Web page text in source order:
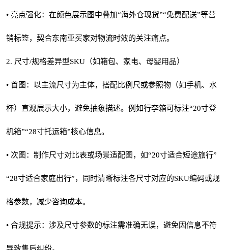
• 亮点强化：在颜色展示图中叠加“海外仓现货”“免费配送”等营
销标签，契合东南亚买家对物流时效的关注痛点。
2. 尺寸/规格差异型SKU（如箱包、家电、母婴用品）
• 首图：以主流尺寸为主体，搭配比例尺或参照物（如手机、水
杯）直观展示大小，避免抽象描述。例如行李箱可标注“20寸登
机箱”“28寸托运箱”核心信息。
• 次图：制作尺寸对比表或场景适配图，如“20寸适合短途旅行”
“28寸适合家庭出行”，同时清晰标注各尺寸对应的SKU编码或规
格参数，减少咨询成本。
• 合规提示：涉及尺寸参数的标注需准确无误，避免因信息不符